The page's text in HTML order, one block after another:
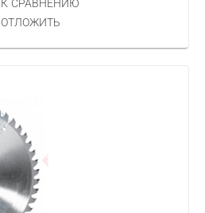
К СРАВНЕНИЮ
ОТЛОЖИТЬ